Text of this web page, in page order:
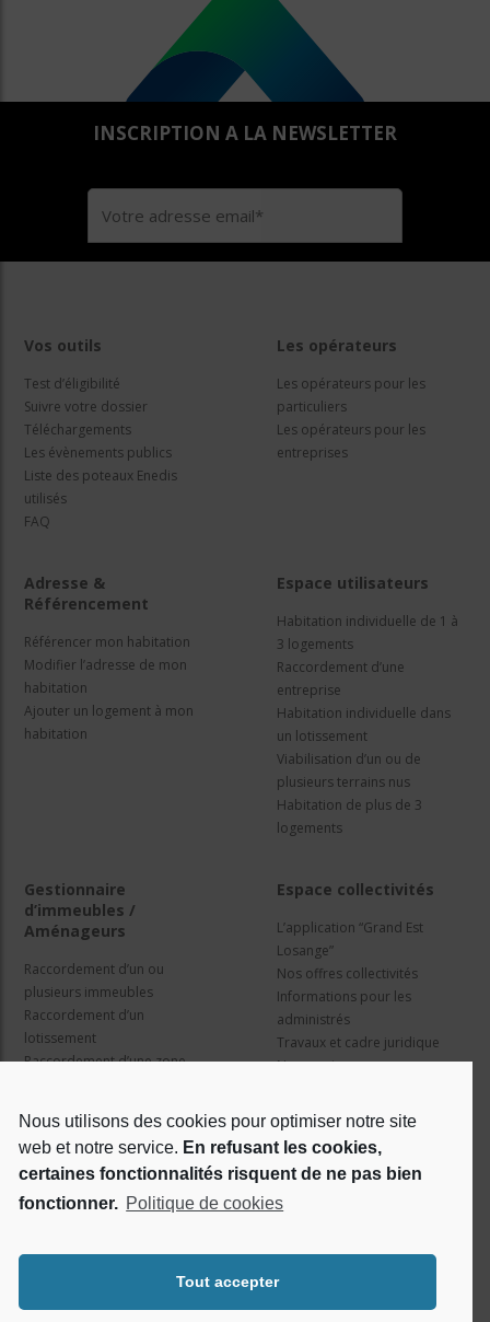
Nous utilisons des cookies pour optimiser notre site
web et notre service. En refusant les cookies,
certaines fonctionnalités risquent de ne pas bien
fonctionner. Politique de cookies
Tout accepter
INSCRIPTION A LA NEWSLETTER
Vos outils
Test d’éligibilité
Suivre votre dossier
Téléchargements
Les évènements publics
Liste des poteaux Enedis
utilisés
FAQ
Les opérateurs
Les opérateurs pour les
particuliers
Les opérateurs pour les
entreprises
Adresse &
Référencement
Référencer mon habitation
Modifier l’adresse de mon
habitation
Ajouter un logement à mon
habitation
Espace utilisateurs
Habitation individuelle de 1 à
3 logements
Raccordement d’une
entreprise
Habitation individuelle dans
un lotissement
Viabilisation d’un ou de
plusieurs terrains nus
Habitation de plus de 3
logements
Gestionnaire
d’immeubles /
Aménageurs
Raccordement d’un ou
plusieurs immeubles
Raccordement d’un
lotissement
Raccordement d’une zone
Espace collectivités
L’application “Grand Est
Losange”
Nos offres collectivités
Informations pour les
administrés
Travaux et cadre juridique
Nos services
Qui sommes nous ?
Le projet Losange
Réseaux sociaux